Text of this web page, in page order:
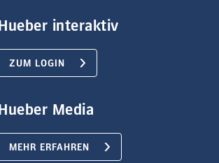
Hueber interaktiv
ZUM LOGIN
Hueber Media
MEHR ERFAHREN